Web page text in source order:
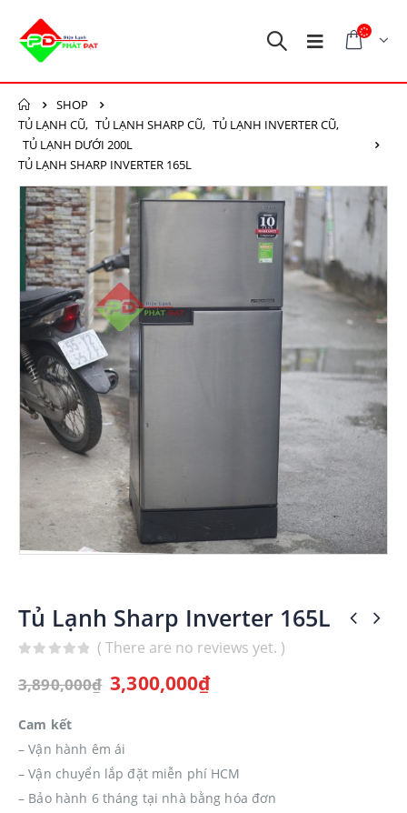
SHOP
TỦ LẠNH CŨ, TỦ LẠNH SHARP CŨ, TỦ LẠNH INVERTER CŨ,
TỦ LẠNH DƯỚI 200L
TỦ LẠNH SHARP INVERTER 165L
Tủ Lạnh Sharp Inverter 165L
( There are no reviews yet. )
3,890,000₫ 3,300,000₫
Cam kết
– Vận hành êm ái
– Vận chuyển lắp đặt miễn phí HCM
– Bảo hành 6 tháng tại nhà bằng hóa đơn